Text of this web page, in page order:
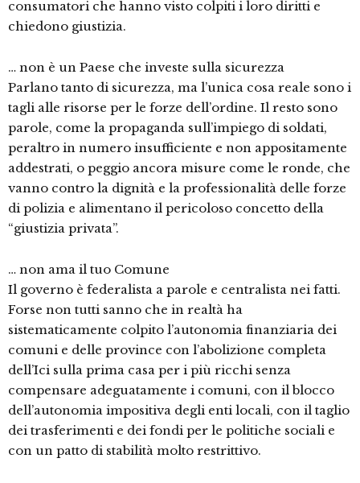
consumatori che hanno visto colpiti i loro diritti e
chiedono giustizia.
… non è un Paese che investe sulla sicurezza
Parlano tanto di sicurezza, ma l’unica cosa reale sono i
tagli alle risorse per le forze dell’ordine. Il resto sono
parole, come la propaganda sull’impiego di soldati,
peraltro in numero insufficiente e non appositamente
addestrati, o peggio ancora misure come le ronde, che
vanno contro la dignità e la professionalità delle forze
di polizia e alimentano il pericoloso concetto della
“giustizia privata”.
… non ama il tuo Comune
Il governo è federalista a parole e centralista nei fatti.
Forse non tutti sanno che in realtà ha
sistematicamente colpito l’autonomia finanziaria dei
comuni e delle province con l’abolizione completa
dell’Ici sulla prima casa per i più ricchi senza
compensare adeguatamente i comuni, con il blocco
dell’autonomia impositiva degli enti locali, con il taglio
dei trasferimenti e dei fondi per le politiche sociali e
con un patto di stabilità molto restrittivo.